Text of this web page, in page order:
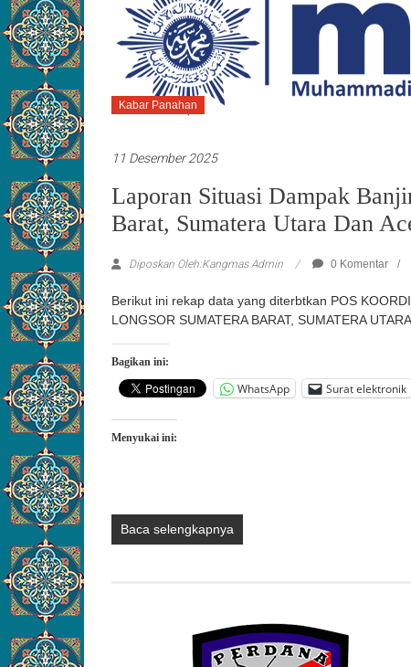
Kabar Panahan
11 Desember 2025
Laporan Situasi Dampak
Barat, Sumatera Utara Dan
Diposkan Oleh:Kangmas Admin 0 Komentar
Berikut ini rekap data yang diterbtkan POS
LONGSOR SUMATERA BARAT, SUMATERA
Bagikan ini:
WhatsApp Surat elektronik
Menyukai ini:
Baca selengkapnya